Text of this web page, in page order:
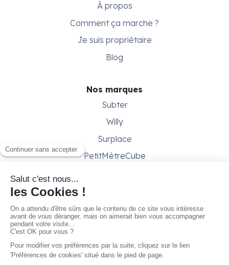
À propos
Comment ça marche ?
Je suis propriétaire
Blog
Nos marques
Subter
Willy
Surplace
PetitMètreCube
Besoin d'aide ?
Conditions générales
Gestion des cookies